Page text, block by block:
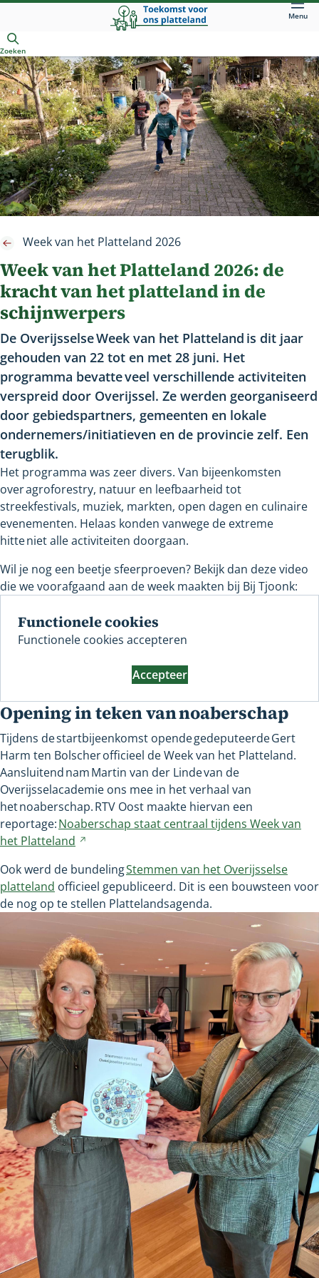
hoofdinhoud
Menu
Zoeken
Week van het Platteland 2026: de
kracht van het platteland in de
schijnwerpers
Week van het Platteland 2026
De Overijsselse Week van het Platteland is dit jaar
gehouden van 22 tot en met 28 juni. Het
programma bevatte veel verschillende activiteiten
verspreid door Overijssel. Ze werden georganiseerd
door gebiedspartners, gemeenten en lokale
ondernemers/initiatieven en de provincie zelf. Een
terugblik.
Het programma was zeer divers. Van bijeenkomsten
over agroforestry, natuur en leefbaarheid tot
streekfestivals, muziek, markten, open dagen en culinaire
evenementen. Helaas konden vanwege de extreme
hitte niet alle activiteiten doorgaan.
Wil je nog een beetje sfeerproeven? Bekijk dan deze video
die we voorafgaand aan de week maakten bij Bij Tjoonk:
Functionele cookies
Functionele cookies accepteren
Accepteer
Opening in teken van noaberschap
Tijdens de startbijeenkomst opende gedeputeerde Gert
Harm ten Bolscher officieel de Week van het Platteland.
Aansluitend nam Martin van der Linde van de
Overijsselacademie ons mee in het verhaal van
het noaberschap. RTV Oost maakte hiervan een
reportage:Noaberschap staat centraal tijdens Week van
het Platteland
een
andere
website
Ook werd de bundelingStemmen van het Overijsselse
platteland officieel gepubliceerd. Dit is een bouwsteen voor
de nog op te stellen Plattelandsagenda.